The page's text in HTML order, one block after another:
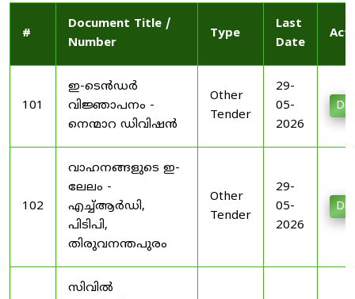
#
Document Title /
Number
Type
Last
Date
101
ഇ-ടെൻഡർ
വിജ്ഞാപനം -
നെന്മാറ ഡിവിഷൻ
Other
Tender
29-
05-
2026
102
വാഹനങ്ങളുടെ ഇ-
ലേലം -
എച്ച്ആർഡി,
പിടിപി,
തിരുവനന്തപുരം
Other
Tender
29-
05-
2026
സിവിൽ